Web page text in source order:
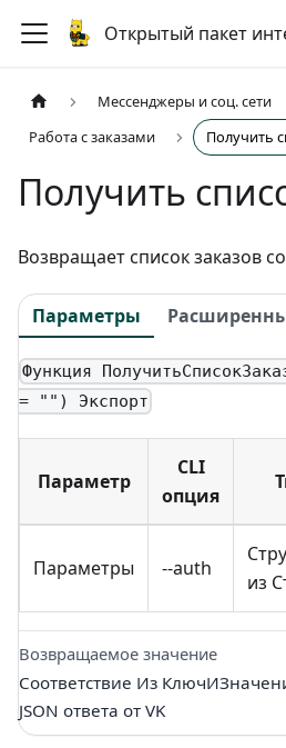
Открытый пакет
Мессенджеры и соц. сети
Работа с заказами
Получить
Получить
Возвращает список заказов
Параметры
Функция
= "") Экспорт
Параметр
CLI
опция
Параметры --auth
из
Возвращаемое значение
Соответствие Из
JSON ответа от VK